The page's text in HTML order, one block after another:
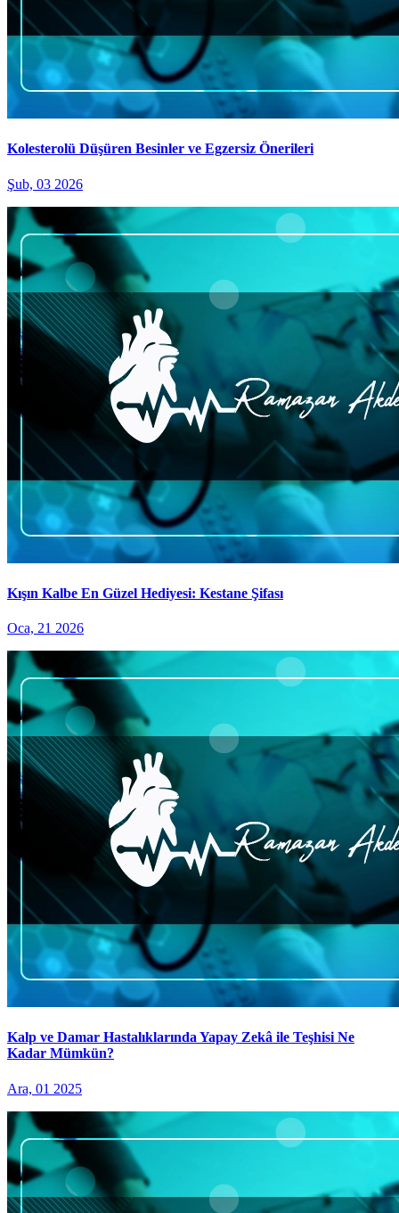
Kolesterolü Düşüren Besinler ve Egzersiz Önerileri
Şub, 03 2026
Kışın Kalbe En Güzel Hediyesi: Kestane Şifası
Oca, 21 2026
Kalp ve Damar Hastalıklarında Yapay Zekâ ile Teşhisi Ne
Kadar Mümkün?
Ara, 01 2025